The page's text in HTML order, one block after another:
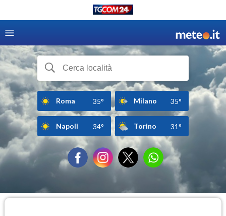
Roma 35° Milano 35°
Napoli 34° Torino 31°